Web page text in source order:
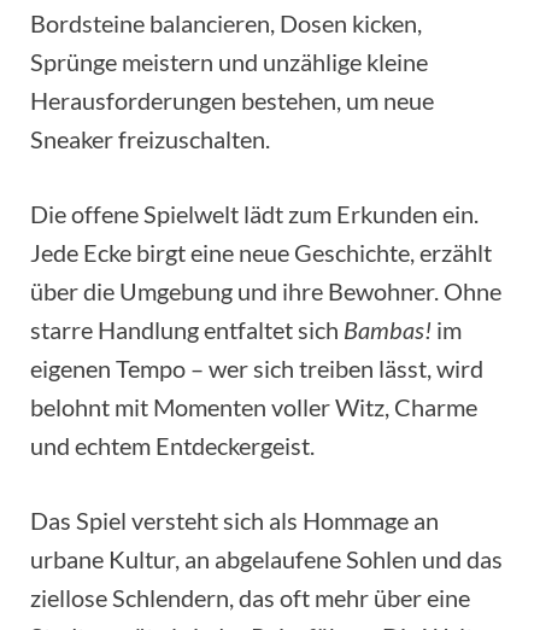
Bordsteine balancieren, Dosen kicken,
Sprünge meistern und unzählige kleine
Herausforderungen bestehen, um neue
Sneaker freizuschalten.
Die offene Spielwelt lädt zum Erkunden ein.
Jede Ecke birgt eine neue Geschichte, erzählt
über die Umgebung und ihre Bewohner. Ohne
starre Handlung entfaltet sich Bambas! im
eigenen Tempo – wer sich treiben lässt, wird
belohnt mit Momenten voller Witz, Charme
und echtem Entdeckergeist.
Das Spiel versteht sich als Hommage an
urbane Kultur, an abgelaufene Sohlen und das
ziellose Schlendern, das oft mehr über eine